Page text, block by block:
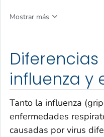
influenza y
Tanto la influenza
enfermedades
causadas por virus
Mostrar más